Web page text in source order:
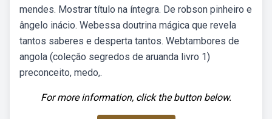
mendes. Mostrar título na íntegra. De robson pinheiro e
ângelo inácio. Webessa doutrina mágica que revela
tantos saberes e desperta tantos. Webtambores de
angola (coleção segredos de aruanda livro 1)
preconceito, medo,.
For more information, click the button below.